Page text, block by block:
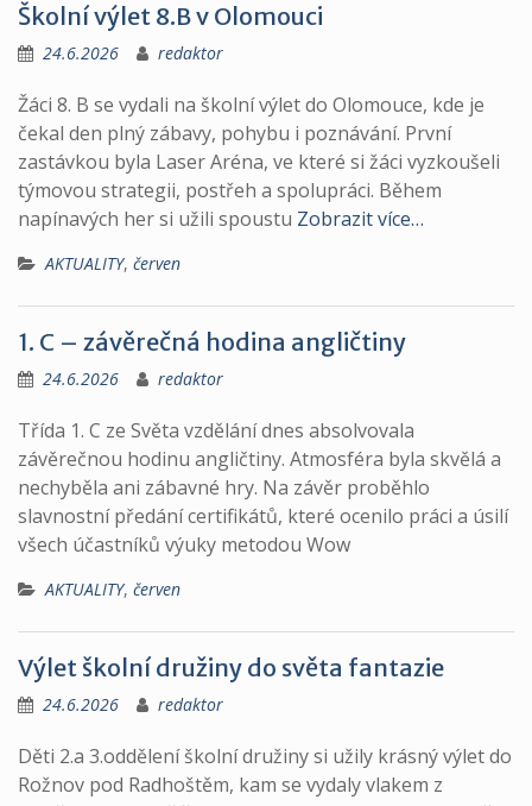
Školní výlet 8.B v Olomouci
24.6.2026 redaktor
Žáci 8. B se vydali na školní výlet do Olomouce, kde je
čekal den plný zábavy, pohybu i poznávání. První
zastávkou byla Laser Aréna, ve které si žáci vyzkoušeli
týmovou strategii, postřeh a spolupráci. Během
napínavých her si užili spoustu Zobrazit více…
AKTUALITY, červen
1. C – závěrečná hodina angličtiny
24.6.2026 redaktor
Třída 1. C ze Světa vzdělání dnes absolvovala
závěrečnou hodinu angličtiny. Atmosféra byla skvělá a
nechyběla ani zábavné hry. Na závěr proběhlo
slavnostní předání certifikátů, které ocenilo práci a úsilí
všech účastníků výuky metodou Wow
AKTUALITY, červen
Výlet školní družiny do světa fantazie
24.6.2026 redaktor
Děti 2.a 3.oddělení školní družiny si užily krásný výlet do
Rožnov pod Radhoštěm, kam se vydaly vlakem z